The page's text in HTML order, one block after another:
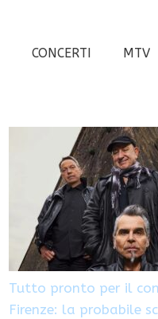
CONCERTI MTV
Tutto pronto per il
Firenze: la probabile